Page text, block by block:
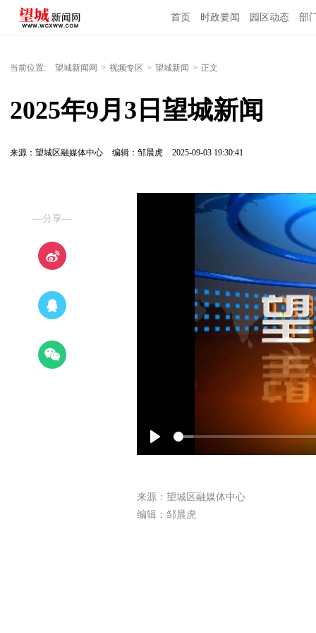
首页 时政要闻 园区动态 部
当前位置: 望城新闻网 > 视频专区 > 望城新闻 > 正文
2025年9月3日望城新闻
来源：望城区融媒体中心 编辑：邹晨虎 2025-09-03 19:30:41
—分享—
Play
来源：望城区融媒体中心
编辑：邹晨虎